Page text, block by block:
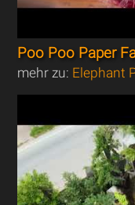
Poo Poo Paper
mehr zu: Elephant